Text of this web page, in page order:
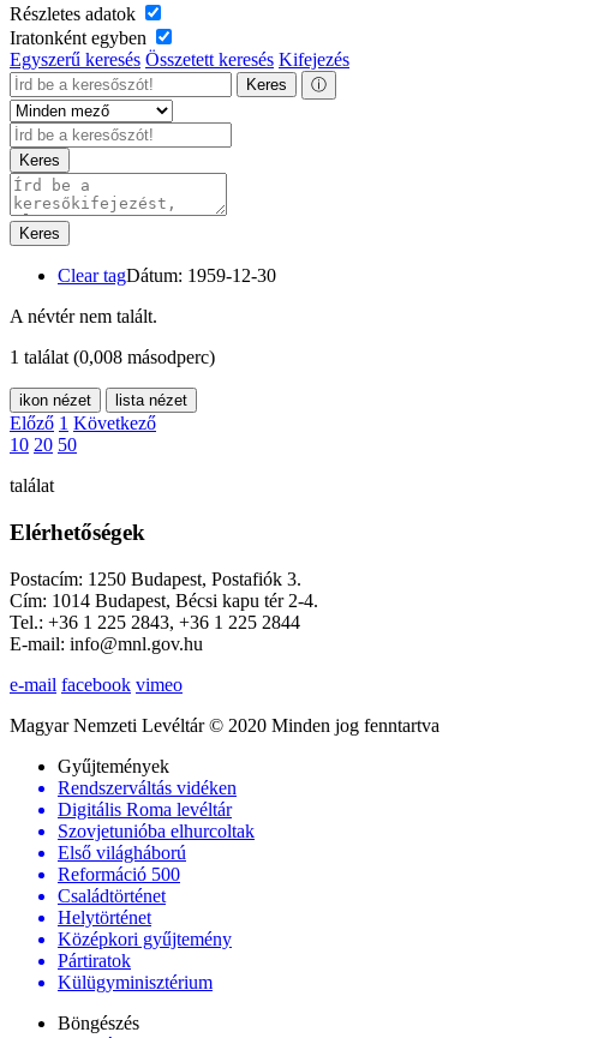
Részletes adatok
Iratonként egyben
Egyszerű keresés Összetett keresés Kifejezés
Keres ⓘ
Keres
Keres
Clear tagDátum: 1959-12-30
A névtér nem talált.
1 találat (0,008 másodperc)
ikon nézet lista nézet
Előző 1 Következő
10 20 50
találat
Elérhetőségek
Postacím: 1250 Budapest, Postafiók 3.
Cím: 1014 Budapest, Bécsi kapu tér 2-4.
Tel.: +36 1 225 2843, +36 1 225 2844
E-mail: info@mnl.gov.hu
e-mail facebook vimeo
Magyar Nemzeti Levéltár © 2020 Minden jog fenntartva
Gyűjtemények
Rendszerváltás vidéken
Digitális Roma levéltár
Szovjetunióba elhurcoltak
Első világháború
Reformáció 500
Családtörténet
Helytörténet
Középkori gyűjtemény
Pártiratok
Külügyminisztérium
Böngészés